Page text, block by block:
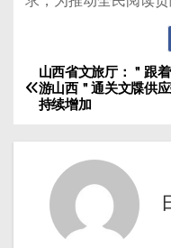
文
章
航
山西省文旅厅：＂跟
游山西＂通关文牒供
持续增加